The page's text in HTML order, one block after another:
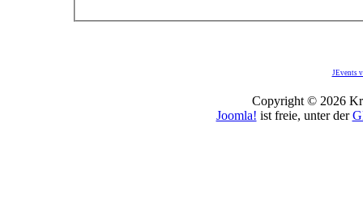
JEvents
Copyright © 2026
Joomla! ist freie, unter der